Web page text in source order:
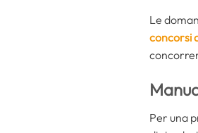
Le
concorsi
Per una